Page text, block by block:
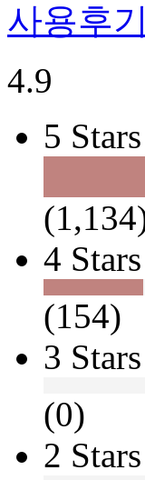
사용후
4.9
5 Stars
4 Stars
(154)
3 Stars
(0)
2 Stars